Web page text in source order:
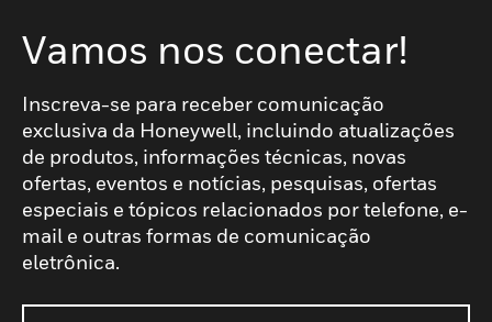
Vamos nos conectar!
Inscreva-se para receber comunicação
exclusiva da Honeywell, incluindo atualizações
de produtos, informações técnicas, novas
ofertas, eventos e notícias, pesquisas, ofertas
especiais e tópicos relacionados por telefone, e-
mail e outras formas de comunicação
eletrônica.